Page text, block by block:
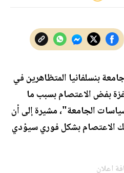
بنسلفانيا المتظاهرين في
بفض الاعتصام بسبب ما
الجامعة"، مشيرة إلى أن
الاعتصام بشكل فوري سيؤدي
اعلان